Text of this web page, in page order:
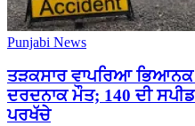
Punjabi News
ਤੜਕਸਾਰ ਵਾਪਰਿਆ ਭਿਆਨਕ
ਦਰਦਨਾਕ ਮੌਤ; 140 ਦੀ
ਪਰਖੱਚੇ